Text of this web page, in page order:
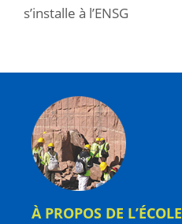
s’installe à l’ENSG
À PROPOS DE L’ÉCOLE